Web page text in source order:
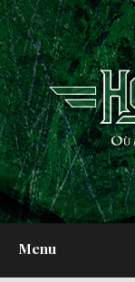
Menu
ACCUEIL
NEWS
CHRONIQUES
INTERVIEWS
REPORTS
A PROPOS